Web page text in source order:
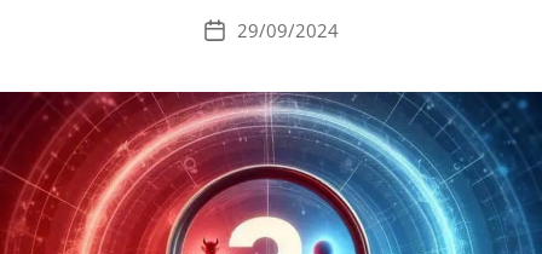
Data29/09/2024